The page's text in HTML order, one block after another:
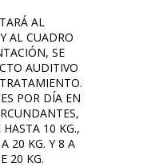
AL
AL CUADRO
SE
AUDITIVO
POR DÍA EN
10 KG.,
20 KG. Y 8 A
20 KG.